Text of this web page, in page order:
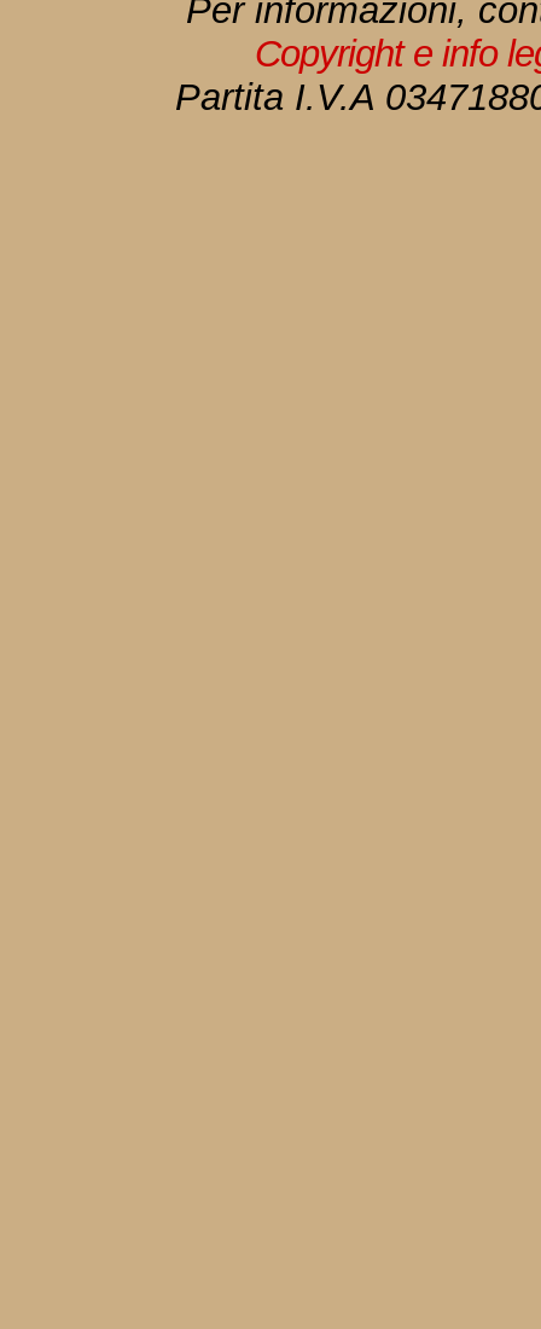
Per informazioni,
Copyright e info
Partita I.V.A